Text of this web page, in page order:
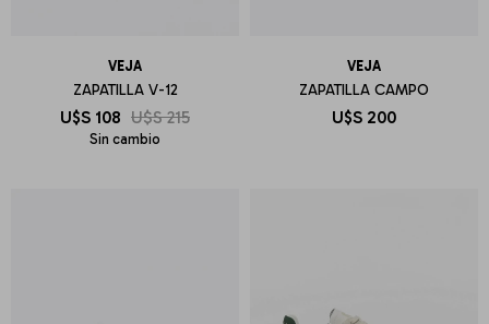
VEJA
ZAPATILLA V-12
U$S 108 U$S 215
Sin cambio
VEJA
ZAPATILLA CAMPO
U$S 200